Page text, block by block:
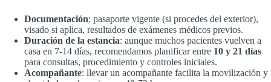
Documentación: pasaporte vigente (si procedes del exterior),
visado si aplica, resultados de exámenes médicos previos.
Duración de la estancia: aunque muchos pacientes vuelven a
casa en 7-14 días, recomendamos planificar entre 10 y 21 días
para consultas, procedimiento y controles iniciales.
Acompañante: llevar un acompañante facilita la movilización y